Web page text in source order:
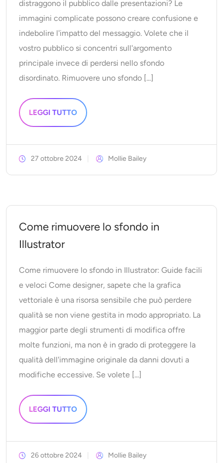
distraggono il pubblico dalle presentazioni? Le
immagini complicate possono creare confusione e
indebolire l'impatto del messaggio. Volete che il
vostro pubblico si concentri sull'argomento
principale invece di perdersi nello sfondo
disordinato. Rimuovere uno sfondo [...]
LEGGI TUTTO
27 ottobre 2024 Mollie Bailey
Come rimuovere lo sfondo in
Illustrator
Come rimuovere lo sfondo in Illustrator: Guide facili
e veloci Come designer, sapete che la grafica
vettoriale è una risorsa sensibile che può perdere
qualità se non viene gestita in modo appropriato. La
maggior parte degli strumenti di modifica offre
molte funzioni, ma non è in grado di proteggere la
qualità dell'immagine originale da danni dovuti a
modifiche eccessive. Se volete [...]
LEGGI TUTTO
26 ottobre 2024 Mollie Bailey